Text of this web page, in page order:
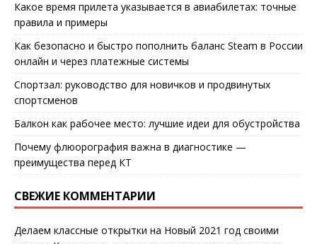
Какое время прилета указывается в авиабилетах: точные
правила и примеры
Как безопасно и быстро пополнить баланс Steam в России
онлайн и через платежные системы
Спортзал: руководство для новичков и продвинутых
спортсменов
Балкон как рабочее место: лучшие идеи для обустройства
Почему флюорография важна в диагностике —
преимущества перед КТ
СВЕЖИЕ КОММЕНТАРИИ
Делаем классные открытки на Новый 2021 год своими